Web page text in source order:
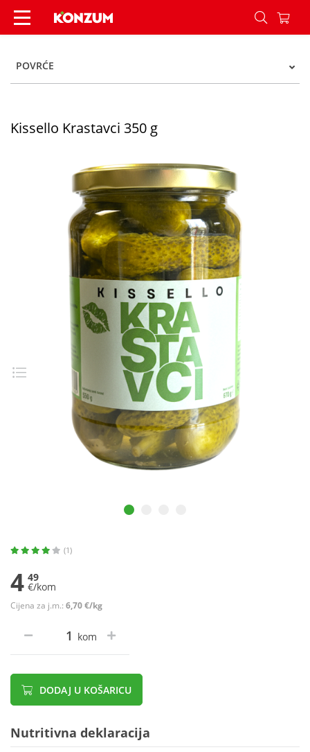
Kissello Krastavci 350 g - Konzum
POVRĆE
Kissello Krastavci 350 g
(1)
4 49
€/kom
Cijena za j.m.: 6,70 €/kg
kom
DODAJ U KOŠARICU
Nutritivna deklaracija